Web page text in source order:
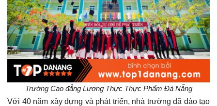
Trường Cao đẳng Lương Thực Thực Phẩm Đà Nẵng
Với 40 năm xây dựng và phát triển, nhà trường đã đào tạo